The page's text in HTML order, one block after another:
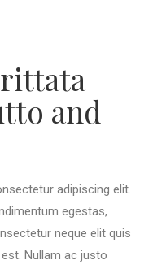
and
adipiscing elit.
egestas,
neque elit quis
Nullam ac justo